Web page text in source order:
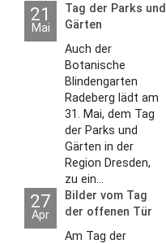
21
Mai
Tag der Parks und
Gärten
Auch der
Botanische
Blindengarten
Radeberg lädt am
31. Mai, dem Tag
der Parks und
Gärten in der
Region Dresden,
zu ein...
27
Apr
Bilder vom Tag
der offenen Tür
2026
Am Tag der